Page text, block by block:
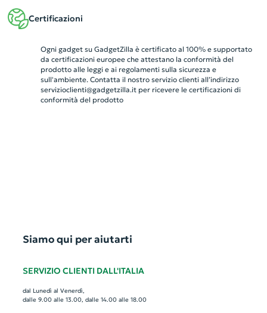
Certificazioni
Ogni gadget su GadgetZilla è certificato al 100% e supportato
da certificazioni europee che attestano la conformità del
prodotto alle leggi e ai regolamenti sulla sicurezza e
sull'ambiente. Contatta il nostro servizio clienti all’indirizzo
servizioclienti@gadgetzilla.itper ricevere le certificazioni di
conformità del prodotto
Siamo qui per aiutarti
SERVIZIO CLIENTI DALL'ITALIA
dal Lunedì al Venerdì,
dalle 9.00 alle 13.00, dalle 14.00 alle 18.00